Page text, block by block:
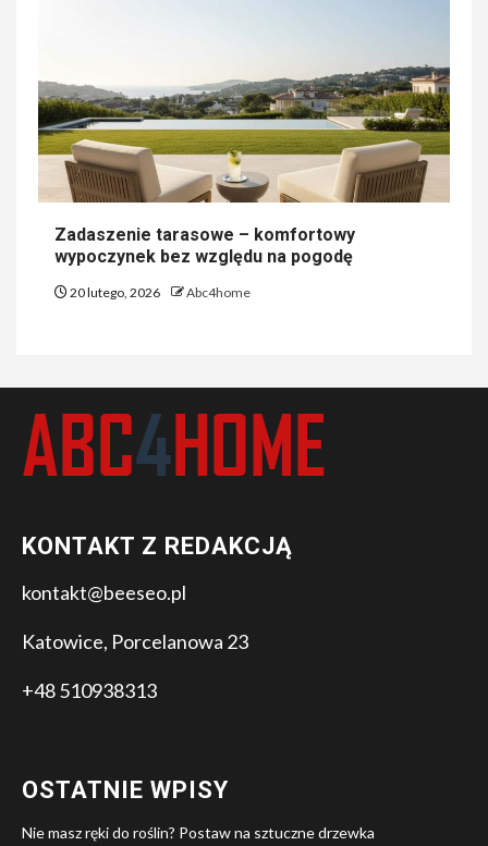
Zadaszenie tarasowe – komfortowy
wypoczynek bez względu na pogodę
20 lutego, 2026 Abc4home
KONTAKT Z REDAKCJĄ
kontakt@beeseo.pl
Katowice, Porcelanowa 23
+48 510938313
OSTATNIE WPISY
Nie masz ręki do roślin? Postaw na sztuczne drzewka